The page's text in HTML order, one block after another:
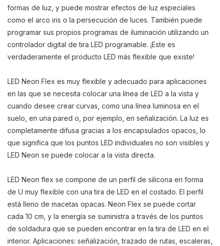
formas de luz, y puede mostrar efectos de luz especiales
como el arco iris o la persecución de luces. También puede
programar sus propios programas de iluminación utilizando un
controlador digital de tira LED programable. ¡Este es
verdaderamente el producto LED más flexible que existe!
LED Neon Flex es muy flexible y adecuado para aplicaciones
en las que se necesita colocar una línea de LED a la vista y
cuando desee crear curvas, como una línea luminosa en el
suelo, en una pared o, por ejemplo, en señalización. La luz es
completamente difusa gracias a los encapsulados opacos, lo
que significa que los puntos LED individuales no son visibles y
LED Neon se puede colocar a la vista directa.
LED Neon flex se compone de un perfil de silicona en forma
de U muy flexible con una tira de LED en el costado. El perfil
está lleno de macetas opacas. Neon Flex se puede cortar
cada 10 cm, y la energía se suministra a través de los puntos
de soldadura que se pueden encontrar en la tira de LED en el
interior. Aplicaciones: señalización, trazado de rutas, escaleras,